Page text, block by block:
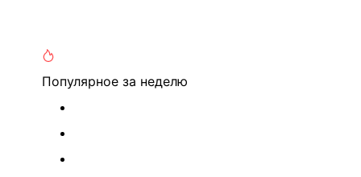
Популярное за неделю